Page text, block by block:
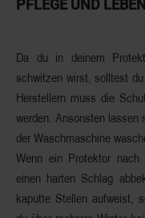
PFLEGE UND
Da du in deinem
schwitzen wirst, solltest
Herstellern muss die
werden. Ansonsten lassen
der Waschmaschine
Wenn ein Protektor nach
einen harten Schlag
kaputte Stellen aufweist,